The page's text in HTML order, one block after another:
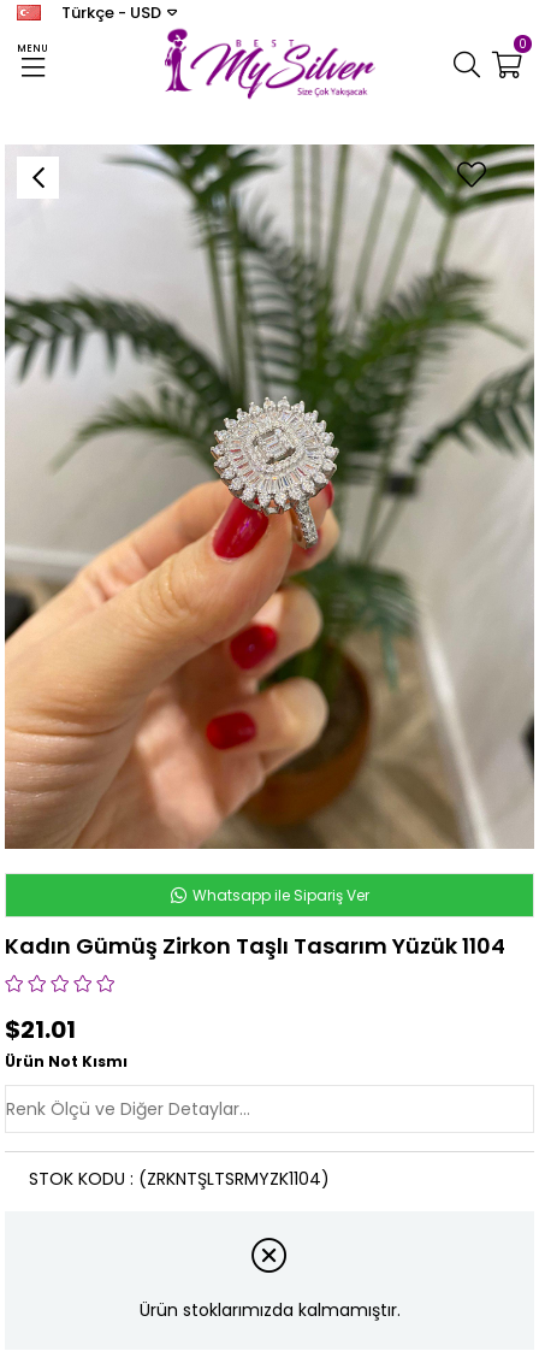
MENU
Türkçe - USD
0
Kadın Gümüş Zirkon Taşlı Tasarım Yüzük 1104
Whatsapp ile Sipariş Ver
Kadın Gümüş Zirkon Taşlı Tasarım Yüzük 1104
$21.01
Ürün Not Kısmı
(ZRKNTŞLTSRMYZK1104)
STOK KODU
Ürün stoklarımızda kalmamıştır.